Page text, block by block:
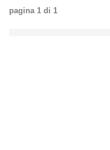
pagina 1 di 1